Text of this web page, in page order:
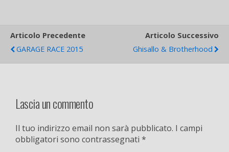
Articolo Precedente
GARAGE RACE 2015
Articolo Successivo
Ghisallo & Brotherhood
Lascia un commento
Il tuo indirizzo email non sarà pubblicato. I campi
obbligatori sono contrassegnati *